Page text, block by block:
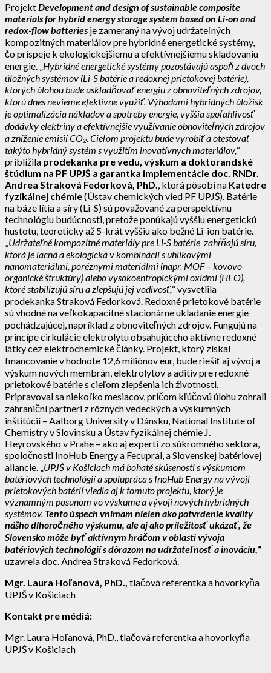
ProjektDevelopment and design of sustainable composite
materials for hybrid energy storage system based on Li-on and
redox-flow batteries je zameraný na vývoj udržateľných
kompozitných materiálov pre hybridné energetické systémy,
čo prispeje k ekologickejšiemu a efektívnejšiemu skladovaniu
energie. „ Hybridné energetické systémy pozostávajú aspoň z dvoch
úložných systémov (Li-S batérie a redoxnej prietokovej batérie),
ktorých úlohou bude uskladňovať energiu z obnoviteľných zdrojov,
ktorú dnes nevieme efektívne využiť. Výhodami hybridných úložísk
je optimalizácia nákladov a spotreby energie, vyššia spoľahlivosť
dodávky elektriny a efektívnejšie využívanie obnoviteľných zdrojov
a zníženie emisií CO₂. Cieľom projektu bude vyrobiť a otestovať
takýto hybridný systém s využitím inovatívnych materiálov,“
priblížila prodekanka pre vedu, výskum a doktorandské
štúdium na PF UPJŠ a garantka implementácie doc. RNDr.
Andrea Straková Fedorková, PhD.
, ktorá pôsobí na Katedre
fyzikálnej chémie(Ústav chemických vied PF UPJŠ). Batérie
na báze lítia a síry (Li-S) sú považované za perspektívnu
technológiu budúcnosti, pretože ponúkajú vyššiu energetickú
hustotu, teoreticky až 5-krát vyššiu ako bežné Li-ion batérie.
Udržateľné kompozitné materiály pre Li-S batérie zahŕňajú síru,
ktorá je lacná a ekologická v kombinácií s uhlíkovými
nanomateriálmi, poréznymi materiálmi (napr. MOF – kovovo-
organické štruktúry) alebo vysokoentropickými oxidmi (HEO),
ktoré stabilizujú síru a zlepšujú jej vodivosť,“ vysvetlila
prodekanka Straková Fedorková. Redoxné prietokové batérie
sú vhodné na veľkokapacitné stacionárne ukladanie energie
pochádzajúcej, napríklad z obnoviteľných zdrojov. Fungujú na
princípe cirkulácie elektrolytu obsahujúceho aktívne redoxné
látky cez elektrochemické články. Projekt, ktorý získal
financovanie v hodnote 12,6 miliónov eur, bude riešiť aj vývoj a
výskum nových membrán, elektrolytov a aditív pre redoxné
prietokové batérie s cieľom zlepšenia ich životnosti.
Pripravoval sa niekoľko mesiacov, pričom kľúčovú úlohu zohrali
zahraniční partneri z rôznych vedeckých a výskumných
inštitúcií – Aalborg University v Dánsku, National Institute of
Chemistry v Slovinsku a Ústav fyzikálnej chémie J.
Heyrovského v Prahe – ako aj experti zo súkromného sektora,
spoločnosti InoHub Energy a Fecupral, a Slovenskej batériovej
aliancie. „ UPJŠ v Košiciach má bohaté skúsenosti s výskumom
batériových technológií a spolupráca s InoHub Energy na vývoji
prietokových batérií viedla aj k tomuto projektu, ktorý je
významným posunom vo výskume a vývoji nových hybridných
systémov. Tento úspech vnímam nielen ako potvrdenie kvality
nášho dlhoročného výskumu, ale aj ako príležitosť ukázať, že
Slovensko môže byť aktívnym hráčom v oblasti vývoja
batériových technológií s dôrazom na udržateľnosť a inováciu,“
uzavrela doc. Andrea Straková Fedorková.
Mgr. Laura Hoľanová, PhD.,
tlačová referentka a hovorkyňa
UPJŠ v Košiciach
Kontakt pre médiá:
Mgr. Laura Hoľanová, PhD., tlačová referentka a hovorkyňa
UPJŠ v Košiciach